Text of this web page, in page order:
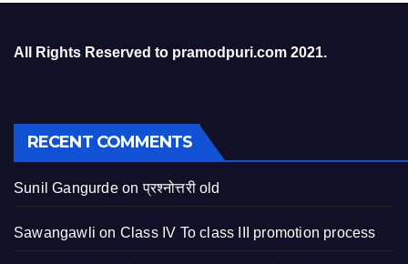
All Rights Reserved to pramodpuri.com 2021.
RECENT COMMENTS
Sunil Gangurdeonप्रश्नोत्तरी old
Sawangawli on Class IV To class III promotion process